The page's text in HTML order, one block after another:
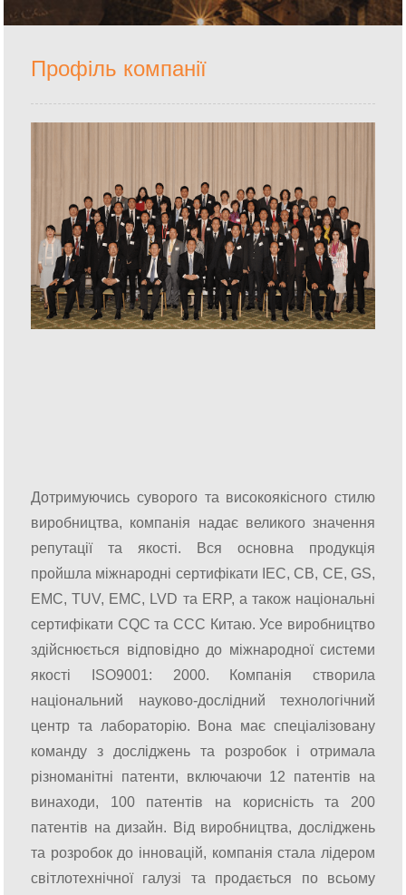
Профіль компанії
Дотримуючись суворого та високоякісного стилю
виробництва, компанія надає великого значення
репутації та якості. Вся основна продукція
пройшла міжнародні сертифікати IEC, CB, CE, GS,
EMC, TUV, EMC, LVD та ERP, а також національні
сертифікати CQC та CCC Китаю. Усе виробництво
здійснюється відповідно до міжнародної системи
якості ISO9001: 2000. Компанія створила
національний науково-дослідний технологічний
центр та лабораторію. Вона має спеціалізовану
команду з досліджень та розробок і отримала
різноманітні патенти, включаючи 12 патентів на
винаходи, 100 патентів на корисність та 200
патентів на дизайн. Від виробництва, досліджень
та розробок до інновацій, компанія стала лідером
світлотехнічної галузі та продається по всьому